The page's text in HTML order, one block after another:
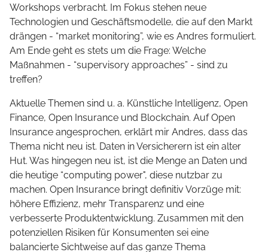
Workshops verbracht. Im Fokus stehen neue
Technologien und Geschäftsmodelle, die auf den Markt
drängen - “market monitoring”, wie es Andres formuliert.
Am Ende geht es stets um die Frage: Welche
Maßnahmen - “supervisory approaches” - sind zu
treffen?
Aktuelle Themen sind u. a. Künstliche Intelligenz, Open
Finance, Open Insurance und Blockchain. Auf Open
Insurance angesprochen, erklärt mir Andres, dass das
Thema nicht neu ist. Daten in Versicherern ist ein alter
Hut. Was hingegen neu ist, ist die Menge an Daten und
die heutige “computing power", diese nutzbar zu
machen. Open Insurance bringt definitiv Vorzüge mit:
höhere Effizienz, mehr Transparenz und eine
verbesserte Produktentwicklung. Zusammen mit den
potenziellen Risiken für Konsumenten sei eine
balancierte Sichtweise auf das ganze Thema